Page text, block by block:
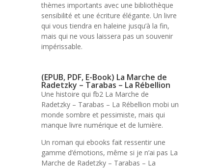
thèmes importants avec une bibliothèque
sensibilité et une écriture élégante. Un livre
qui vous tiendra en haleine jusqu’à la fin,
mais qui ne vous laissera pas un souvenir
impérissable.
(EPUB, PDF, E-Book) La Marche de
Radetzky – Tarabas – La Rébellion
Une histoire qui fb2 La Marche de
Radetzky – Tarabas – La Rébellion mobi un
monde sombre et pessimiste, mais qui
manque livre numérique et de lumière.
Un roman qui ebooks fait ressentir une
gamme d’émotions, même si je n’ai pas La
Marche de Radetzky – Tarabas – La